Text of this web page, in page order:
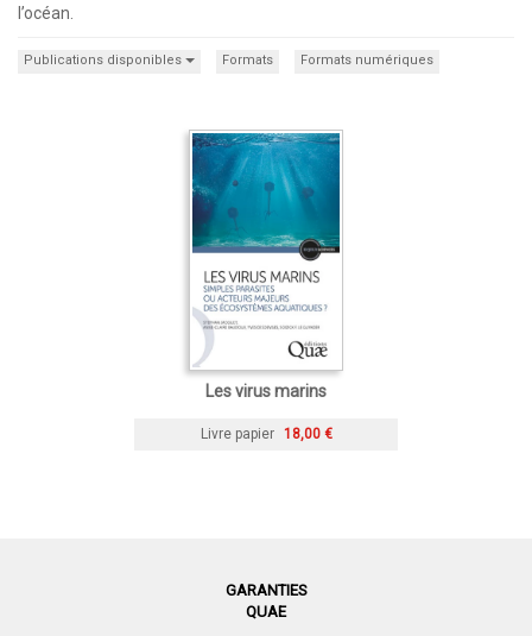
l’océan.
Publications disponibles Formats Formats numériques
Les virus marins
Livre papier 18,00 €
GARANTIES
QUAE